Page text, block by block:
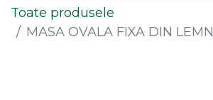
Toate produsele
MASA OVALA FIXA DIN LEMN